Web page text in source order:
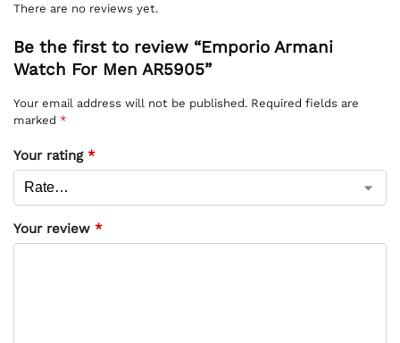
There are no reviews yet.
Be the first to review “Emporio Armani
Watch For Men AR5905”
Your email address will not be published. Required fields are
marked *
Your rating *
Your review *